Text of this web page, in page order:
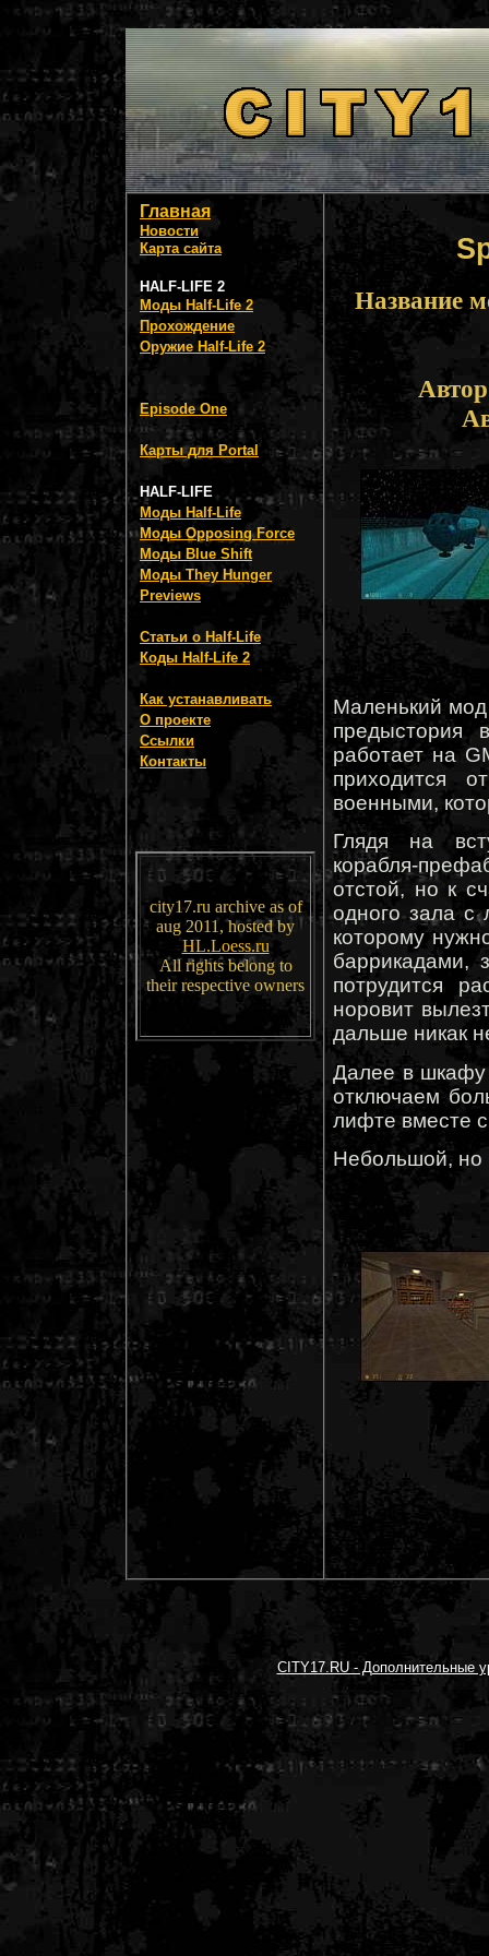
Главная
Новости
Карта сайта
HALF-LIFE 2
Моды Half-Life 2
Прохождение
Оружие Half-Life 2
Episode One
Карты для Portal
HALF-LIFE
Моды Half-Life
Моды Opposing Force
Моды Blue Shift
Моды They Hunger
Previews
Статьи о Half-Life
Коды Half-Life 2
Как устанавливать
О проекте
Ссылки
Контакты
city17.ru archive as of
aug 2011, hosted by
HL.Loess.ru
All rights belong to
their respective owners
Название
Маленький
предыстория
работает на
приходится
военными,
Глядя на
корабля-
отстой, но к
одного зала с
которому
баррикадами,
потрудится
норовит
дальше никак
Далее в шкафу
отключаем
лифте вместе
Небольшой, но
CITY17.RU - Дополнительные